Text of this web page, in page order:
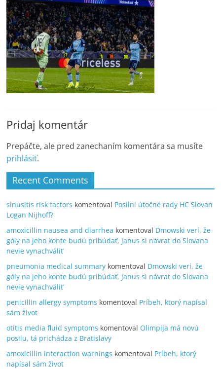
Pridaj komentár
Prepáčte, ale pred zanechaním komentára sa musíte
prihlásiť.
Recent Comments
sinusitis risk factors komentoval Posilní útočné rady HC Slovan
Logan Nijhoff?
amoxicillin nausea and diarrhea komentoval Dmowski verí, že
góly na jeho konte budú pribúdať, Janus si návrat do Slovana
nevie vynachváliť
pneumonia medical summary komentoval Dmowski verí, že
góly na jeho konte budú pribúdať, Janus si návrat do Slovana
nevie vynachváliť
penicillin allergy symptoms komentoval Príbeh, ktorý napísal
sám život
otitis media fluid symptoms komentoval Olimpija má novú
posilu, tá prichádza z Bratislavy
amoxicillin interaction warnings komentoval Príbeh, ktorý
napísal sám život